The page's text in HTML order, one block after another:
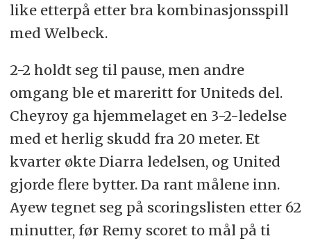
like etterpå etter bra kombinasjonsspill
med Welbeck.
2-2 holdt seg til pause, men andre
omgang ble et mareritt for Uniteds del.
Cheyroy ga hjemmelaget en 3-2-ledelse
med et herlig skudd fra 20 meter. Et
kvarter økte Diarra ledelsen, og United
gjorde flere bytter. Da rant målene inn.
Ayew tegnet seg på scoringslisten etter 62
minutter, før Remy scoret to mål på ti